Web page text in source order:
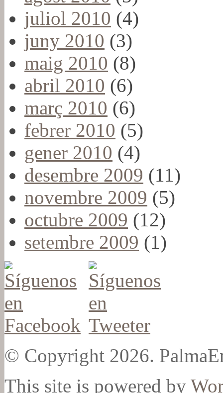
juliol 2010 (4)
juny 2010 (3)
maig 2010 (8)
abril 2010 (6)
març 2010 (6)
febrer 2010 (5)
gener 2010 (4)
desembre 2009 (11)
novembre 2009 (5)
octubre 2009 (12)
setembre 2009 (1)
© Copyright 2026.
This site is powered by